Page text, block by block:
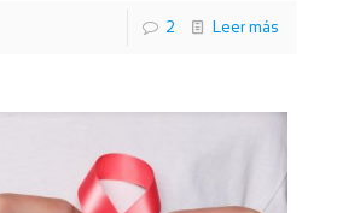
2 Leer más